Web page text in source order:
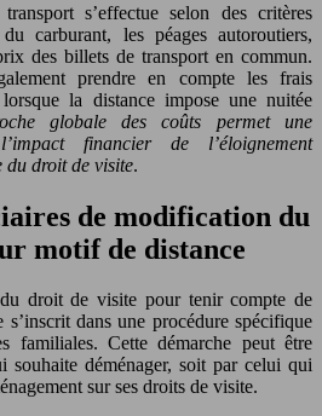
s’effectue selon des critères
carburant, les péages autoroutiers,
des billets de transport en commun.
prendre en compte les frais
lorsque la distance impose une nuitée
globale des coûts permet une
financier de l’éloignement
du droit de visite.
de modification du
motif de distance
droit de visite pour tenir compte de
s’inscrit dans une procédure spécifique
familiales. Cette démarche peut être
souhaite déménager, soit par celui qui
sur ses droits de visite.